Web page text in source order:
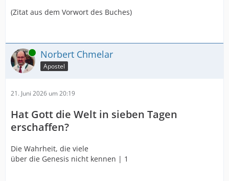
(Zitat aus dem Vorwort des Buches)
Online Norbert Chmelar
Apostel
21. Juni 2026 um 20:19
Hat Gott die Welt in sieben Tagen
erschaffen?
Die Wahrheit, die viele
über die Genesis nicht kennen | 1